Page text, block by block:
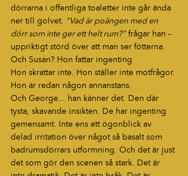
dörrarna i offentliga toaletter inte går ända
ner till golvet. "Vad är poängen med en
dörr som inte ger ett helt rum?" frågar han –
uppriktigt störd över att man ser fötterna.
Och Susan? Hon fattar ingenting
Hon skrattar inte. Hon ställer inte motfrågor.
Hon är redan någon annanstans.
Och George... han känner det. Den där
tysta, skavande insikten. De har ingenting
gemensamt. Inte ens ett ögonblick av
delad irritation över något så basalt som
badrumsdörrars utformning. Och det är just
det som gör den scenen så stark. Det är